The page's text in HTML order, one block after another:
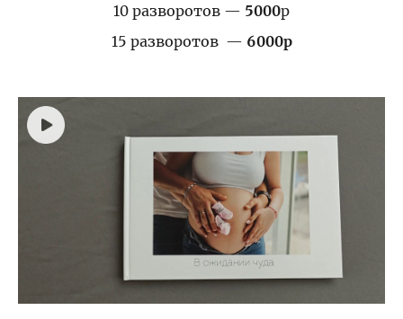
10 разворотов — 5000р
15 разворотов — 6000р